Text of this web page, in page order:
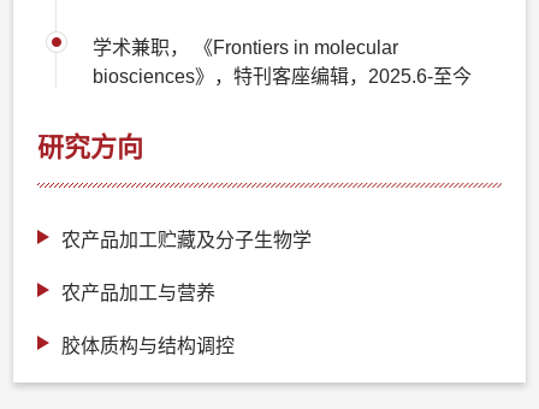
学术兼职， 《Frontiers in molecular
biosciences》，特刊客座编辑，2025.6-至今
研究方向
农产品加工贮藏及分子生物学
农产品加工与营养
胶体质构与结构调控